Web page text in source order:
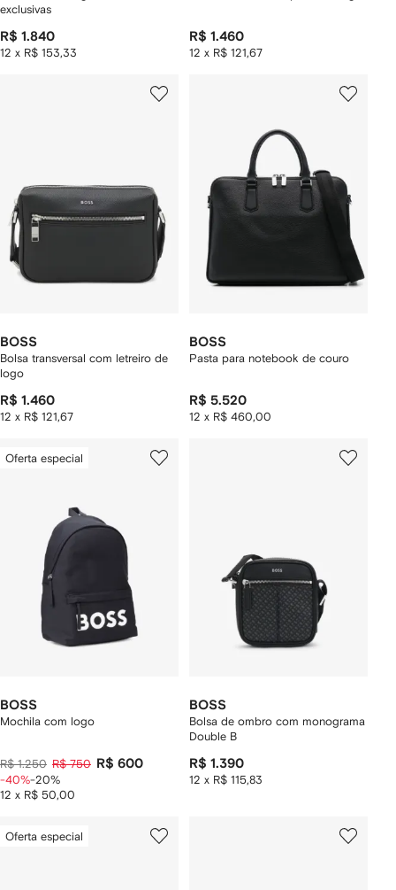
exclusivas
R$ 1.840
12 x R$ 153,33
R$ 1.460
12 x R$ 121,67
BOSS
Bolsa transversal com letreiro de
logo
R$ 1.460
12 x R$ 121,67
BOSS
Pasta para notebook de couro
R$ 5.520
12 x R$ 460,00
Oferta especial
BOSS
Mochila com logo
R$ 1.250 R$ 750 R$ 600
12 x R$ 50,00
-40%-20%
BOSS
Bolsa de ombro com monograma
Double B
R$ 1.390
12 x R$ 115,83
Oferta especial